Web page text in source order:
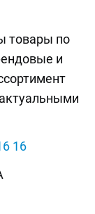
товары по
и
16